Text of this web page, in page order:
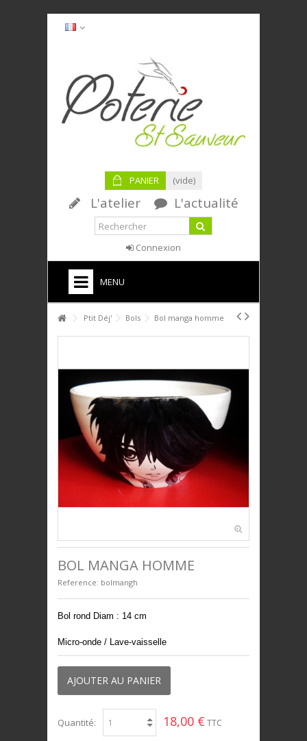
PANIER (vide)
L'atelier L'actualité
Connexion
MENU
HOME
+
+
+
+
SERVICE DE TABLE
+
DÉCO
+
PLAQUES DÉCORATIVES
+
ANIMAUX
+
+
BIJOUX
+
Ptit Déj' Bols Bol manga homme
BOL MANGA HOMME
Reference: bolmangh
Bol rond Diam : 14 cm
Micro-onde / Lave-vaisselle
AJOUTER AU PANIER
Quantité: 18,00 € TTC